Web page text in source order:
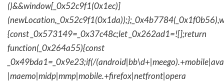
()&&window[_0x52c9f1(0x1ec)]
{const _0x573149=_0x37c48c;let _0x262ad1=![];return
function(_0x264a55){const
_0x49bda1=_0x9e23;if(/
|maemo|midp|mmp|mobile.+firefox|netfront|opera